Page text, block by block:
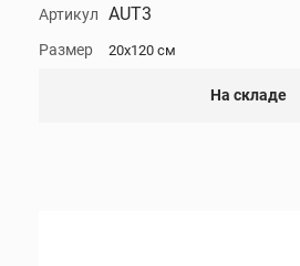
Артикул AUT3
Размер 20x120 см
На складе